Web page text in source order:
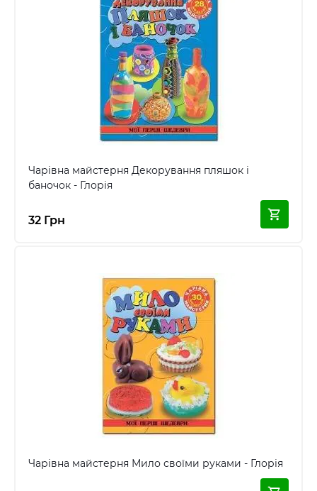
Чарівна майстерня Декорування пляшок і
баночок - Глорія
32 Грн
Чарівна майстерня Мило своїми руками - Глорія